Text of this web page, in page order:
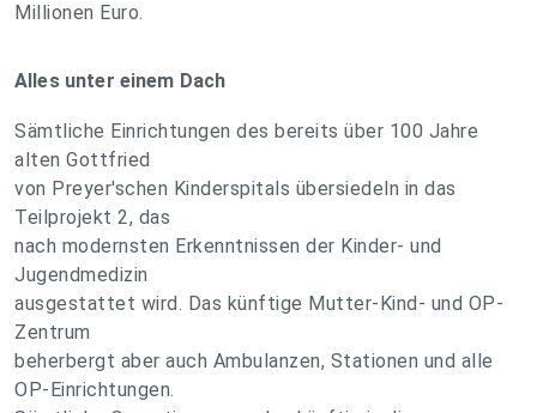
Millionen Euro.
Alles unter einem Dach
Sämtliche Einrichtungen des bereits über 100 Jahre
alten Gottfried
von Preyer'schen Kinderspitals übersiedeln in das
Teilprojekt 2, das
nach modernsten Erkenntnissen der Kinder- und
Jugendmedizin
ausgestattet wird. Das künftige Mutter-Kind- und OP-
Zentrum
beherbergt aber auch Ambulanzen, Stationen und alle
OP-Einrichtungen.